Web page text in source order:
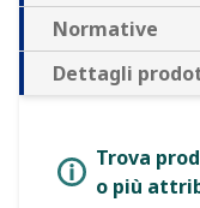
Normative
Dettagli
Trova
o più